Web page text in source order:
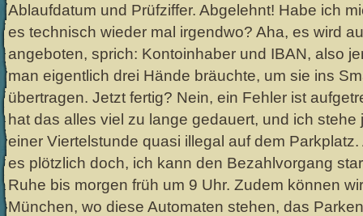
Ablaufdatum und Prüfziffer. Abgelehnt! Habe ich
es technisch wieder mal irgendwo? Aha, es wird
angeboten, sprich: Kontoinhaber und IBAN, also
man eigentlich drei Hände bräuchte, um sie ins
übertragen. Jetzt fertig? Nein, ein Fehler ist
hat das alles viel zu lange gedauert, und ich
einer Viertelstunde quasi illegal auf dem
es plötzlich doch, ich kann den Bezahlvorgang
Ruhe bis morgen früh um 9 Uhr. Zudem können
München, wo diese Automaten stehen, das